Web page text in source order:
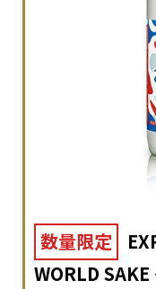
数量限定
WORLD